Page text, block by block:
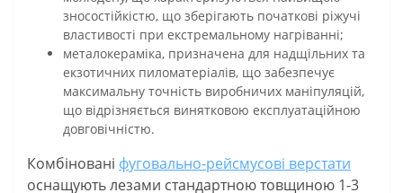
зносостійкістю, що зберігають початкові ріжучі
властивості при екстремальному нагріванні;
металокераміка, призначена для надщільних та
екзотичних пиломатеріалів, що забезпечує
максимальну точність виробничих маніпуляцій,
що відрізняється винятковою експлуатаційною
довговічністю.
Комбіновані фуговально-рейсмусові верстати
оснащують лезами стандартною товщиною 1-3